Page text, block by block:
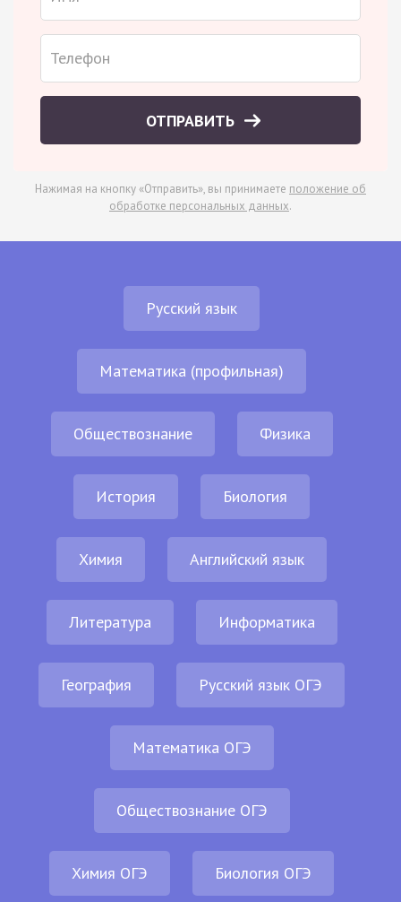
ОТПРАВИТЬ
Нажимая на кнопку «Отправить», вы принимаете положение об
обработке персональных данных.
Русский язык
Математика (профильная)
Обществознание Физика
История Биология
Химия Английский язык
Литература Информатика
География Русский язык ОГЭ
Математика ОГЭ
Обществознание ОГЭ
Химия ОГЭ Биология ОГЭ